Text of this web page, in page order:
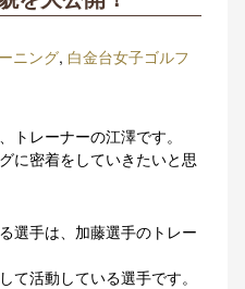
ニング, 白金台女子ゴルフ
トレーナーの江澤です。
に密着をしていきたいと思
選手は、加藤選手のトレー
て活動している選手です。